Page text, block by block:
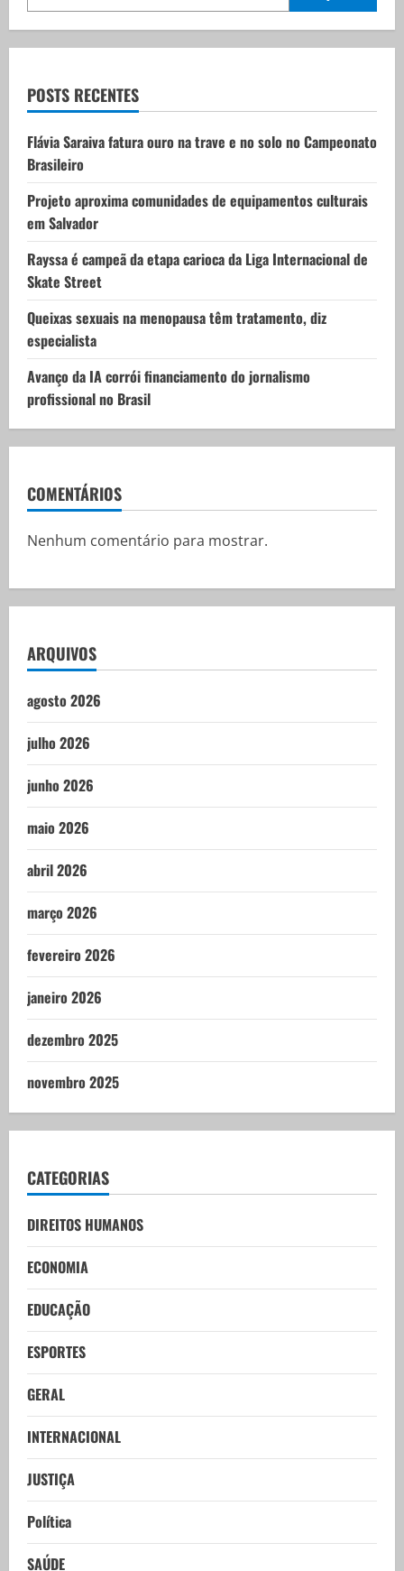
g
t
i
o
n
POSTS RECENTES
Flávia Saraiva fatura ouro na trave e no solo no Campeonato
Brasileiro
Projeto aproxima comunidades de equipamentos culturais
em Salvador
Rayssa é campeã da etapa carioca da Liga Internacional de
Skate Street
Queixas sexuais na menopausa têm tratamento, diz
especialista
Avanço da IA corrói financiamento do jornalismo
profissional no Brasil
COMENTÁRIOS
Nenhum comentário para mostrar.
ARQUIVOS
agosto 2026
julho 2026
junho 2026
maio 2026
abril 2026
março 2026
fevereiro 2026
janeiro 2026
dezembro 2025
novembro 2025
CATEGORIAS
DIREITOS HUMANOS
ECONOMIA
EDUCAÇÃO
ESPORTES
GERAL
INTERNACIONAL
JUSTIÇA
Política
SAÚDE